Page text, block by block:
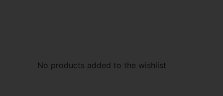
No products added to the wishlist